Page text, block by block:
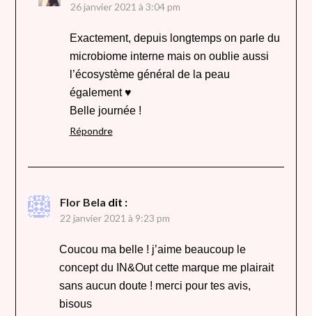
26 janvier 2021 à 3:04 pm
Exactement, depuis longtemps on parle du
microbiome interne mais on oublie aussi
l’écosystème général de la peau
également ♥
Belle journée !
Répondre
Flor Bela dit :
22 janvier 2021 à 9:23 pm
Coucou ma belle ! j’aime beaucoup le
concept du IN&Out cette marque me plairait
sans aucun doute ! merci pour tes avis,
bisous